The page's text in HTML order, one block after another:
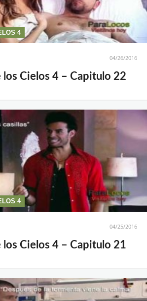
4
04/26/2016
los Cielos 4 – Capitulo 22
4
04/25/2016
los Cielos 4 – Capitulo 21